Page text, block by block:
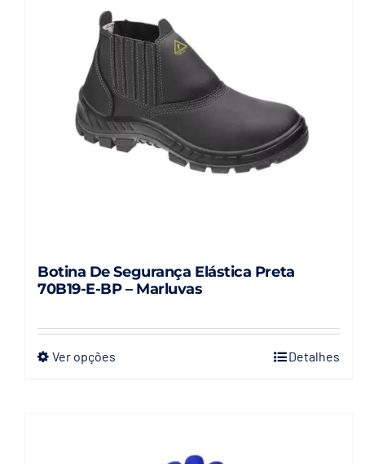
Botina De Segurança Elástica Preta
70B19-E-BP – Marluvas
Ver opçõesEste
Detalhes